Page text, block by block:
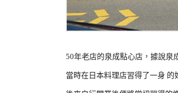
50年老店的泉成點心店，據說泉
當時在日本料理店習得了一身 的